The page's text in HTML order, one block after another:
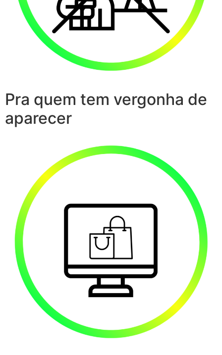
Pra quem tem vergonha de
aparecer